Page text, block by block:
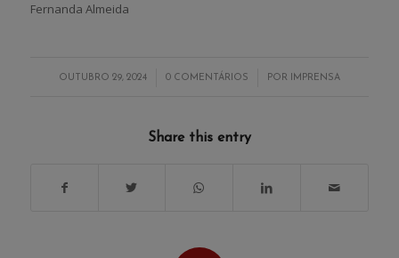
Fernanda Almeida
OUTUBRO 29, 2024
/ 0 COMENTÁRIOS
/ POR IMPRENSA
Share this entry